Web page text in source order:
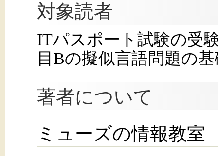
対象読者
ITパスポート試験の受
目Bの擬似言語問題の
著者について
ミューズの情報教室